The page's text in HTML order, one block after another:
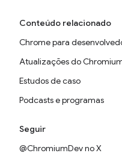
Conteúdo relacionado
Chrome para
Atualizações do
Estudos de caso
Podcasts e programas
Seguir
@ChromiumDev no X